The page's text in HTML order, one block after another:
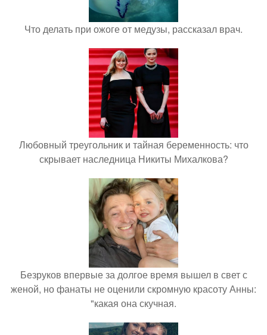
Что делать при ожоге от медузы, рассказал врач.
Любовный треугольник и тайная беременность: что
скрывает наследница Никиты Михалкова?
Безруков впервые за долгое время вышел в свет с
женой, но фанаты не оценили скромную красоту Анны:
"какая она скучная.